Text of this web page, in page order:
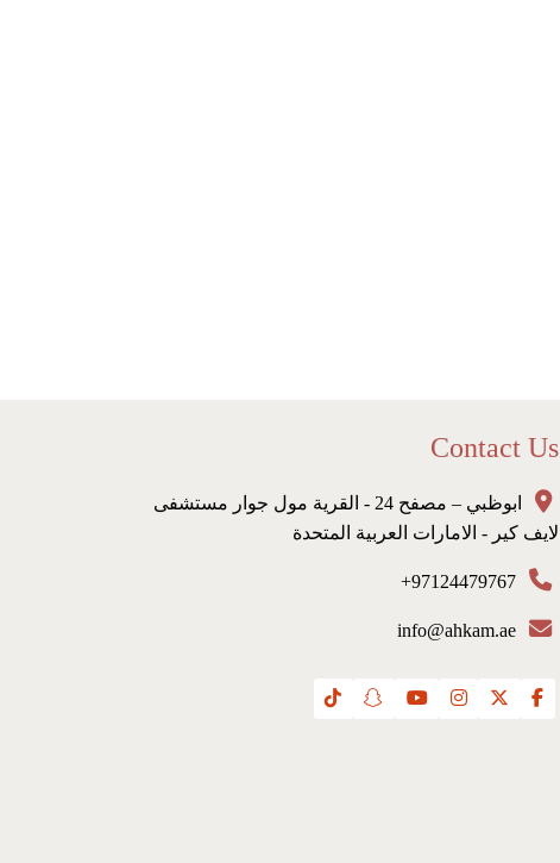
Contact Us
ابوظبي – مصفح 24 - القرية مول جوار مستشفى
لايف كير - الامارات العربية المتحدة
97124479767+
info@ahkam.ae